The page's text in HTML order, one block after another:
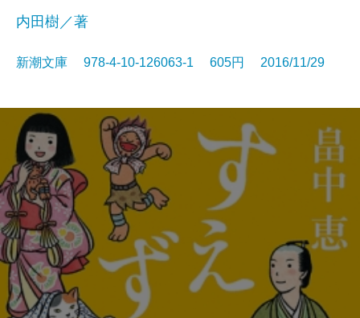
内田樹／著
新潮文庫 978-4-10-126063-1 605円 2016/11/29